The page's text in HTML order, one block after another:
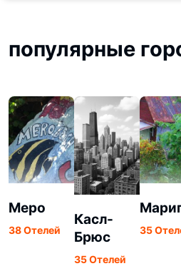
популярные
Меро
38 Отелей
Касл-
Брюс
35 Отелей
35